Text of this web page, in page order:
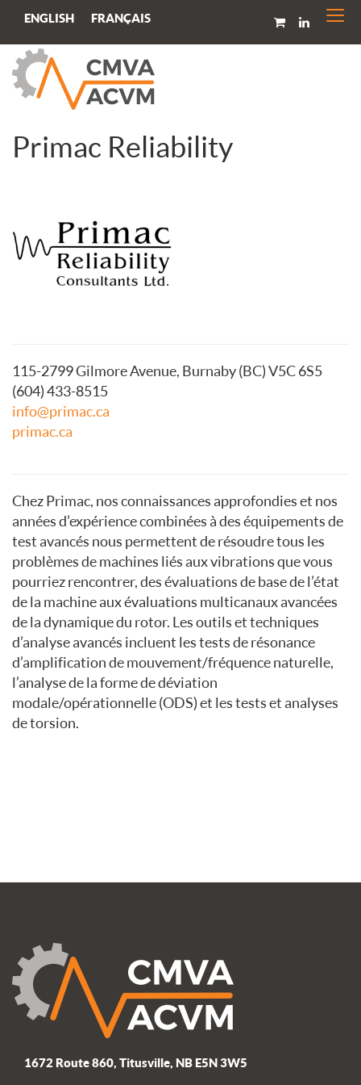
ENGLISH FRANÇAIS
Primac Reliability
115-2799 Gilmore Avenue, Burnaby (BC) V5C 6S5
(604) 433-8515
info@primac.ca
primac.ca
Chez Primac, nos connaissances approfondies et nos
années d’expérience combinées à des équipements de
test avancés nous permettent de résoudre tous les
problèmes de machines liés aux vibrations que vous
pourriez rencontrer, des évaluations de base de l’état
de la machine aux évaluations multicanaux avancées
de la dynamique du rotor. Les outils et techniques
d’analyse avancés incluent les tests de résonance
d’amplification de mouvement/fréquence naturelle,
l’analyse de la forme de déviation
modale/opérationnelle (ODS) et les tests et analyses
de torsion.
1672 Route 860, Titusville, NB E5N 3W5